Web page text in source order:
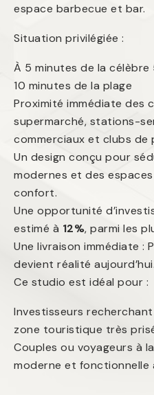
espace barbecue et bar.
Situation privilégiée :
À 5 minutes de la célèbre
10 minutes de la plage
Proximité immédiate des
supermarché, stations-
commerciaux et clubs de
Un design conçu pour
modernes et des
confort.
Une opportunité
estimé à 12%, parmi les
Une livraison immédiate :
devient réalité aujourd’hui.
Ce studio est idéal pour :
Investisseurs
zone touristique très
Couples ou voyageurs à
moderne et